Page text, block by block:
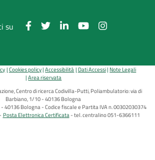
su
Cookies policy Accessibilità Dati Accessi Note Legali
Area riservata
Centro di ricerca Codivilla-Putti, Poliambulatorio: via di
Barbiano, 1/10 - 40136 Bologna
- 40136 Bologna - Codice fiscale e Partita IVA n. 00302030374
Posta Elettronica Certificata tel. centralino 051-6366111